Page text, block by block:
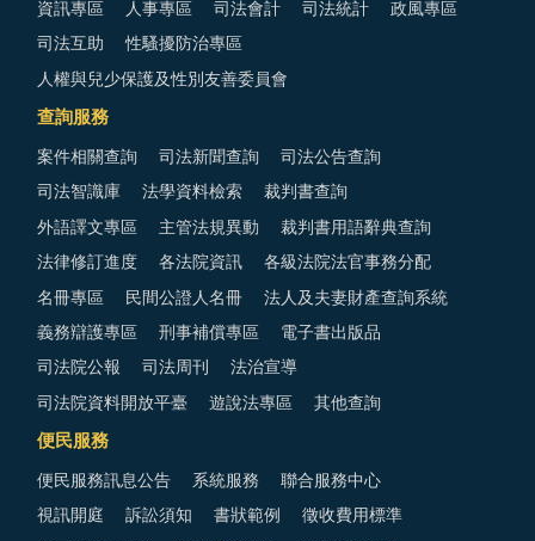
資訊專區 人事專區 司法會計 司法統計 政風專區
司法互助 性騷擾防治專區
人權與兒少保護及性別友善委員會
查詢服務
案件相關查詢 司法新聞查詢 司法公告查詢
司法智識庫 法學資料檢索 裁判書查詢
外語譯文專區 主管法規異動 裁判書用語辭典查詢
法律修訂進度 各法院資訊 各級法院法官事務分配
名冊專區 民間公證人名冊 法人及夫妻財產查詢系統
義務辯護專區 刑事補償專區 電子書出版品
司法院公報 司法周刊 法治宣導
司法院資料開放平臺 遊說法專區 其他查詢
便民服務
便民服務訊息公告 系統服務 聯合服務中心
視訊開庭 訴訟須知 書狀範例 徵收費用標準